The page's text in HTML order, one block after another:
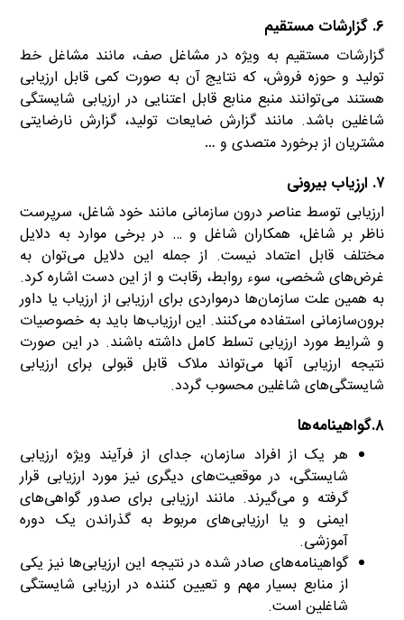
۶. گزارشات مستقیم
گزارشات مستقیم به ویژه در مشاغل صف، مانند مشاغل خط
تولید و حوزه فروش، که نتایج آن به صورت کمی قابل ارزیابی
هستند می‌توانند منبع منابع قابل اعتنایی در ارزیابی شایستگی
شاغلین باشد. مانند گزارش ضایعات تولید، گزارش نارضایتی
مشتریان از برخورد متصدی و …
۷. ارزیاب بیرونی
ارزیابی توسط عناصر درون سازمانی مانند خود شاغل، سرپرست
ناظر بر شاغل، همکاران شاغل و … در برخی موارد به دلایل
مختلف قابل اعتماد نیست. از جمله این دلایل می‌توان به
غرض‌های شخصی، سوء روابط، رقابت و از این دست اشاره کرد.
به همین علت سازمان‌ها درمواردی برای ارزیابی از ارزیاب یا داور
برون‌سازمانی استفاده می‌کنند. این ارزیاب‌ها باید به خصوصیات
و شرایط مورد ارزیابی تسلط کامل داشته باشند. در این صورت
نتیجه ارزیابی آنها می‌تواند ملاک قابل قبولی برای ارزیابی
شایستگی‌های شاغلین محسوب گردد.
۸.گواهینامه‌ها
هر یک از افراد سازمان، جدای از فرآیند ویژه ارزیابی
شایستگی، در موقعیت‌های دیگری نیز مورد ارزیابی قرار
گرفته و می‌گیرند. مانند ارزیابی برای صدور گواهی‌های
ایمنی و یا ارزیابی‌های مربوط به گذراندن یک دوره
آموزشی.
گواهینامه‌های صادر شده در نتیجه این ارزیابی‌ها نیز یکی
از منابع بسیار مهم و تعیین کننده در ارزیابی شایستگی
شاغلین است.